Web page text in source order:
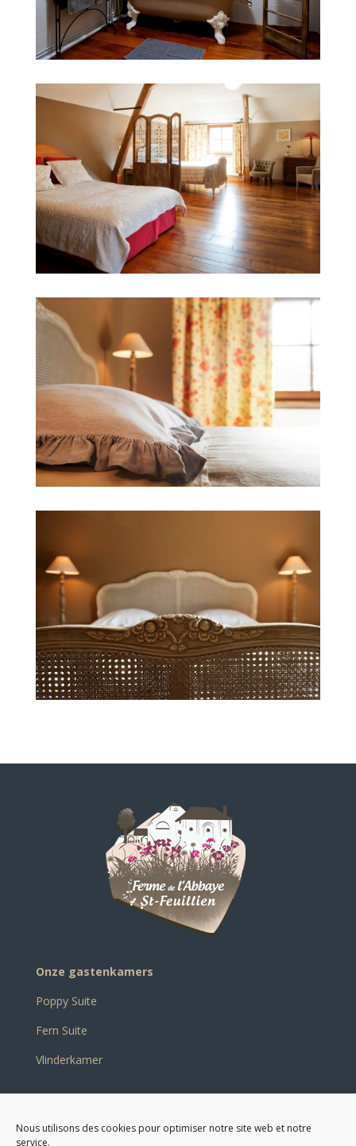
Nous utilisons des cookies pour optimiser notre site web et notre
service.
Onze gastenkamers
Poppy Suite
Fern Suite
Vlinderkamer
Onze fotogalerij